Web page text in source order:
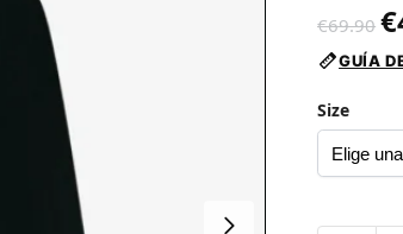
€69.90 €
GUÍA
Size